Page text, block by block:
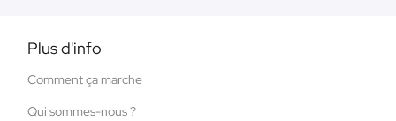
Plus d'info
Comment ça marche
Qui sommes-nous ?